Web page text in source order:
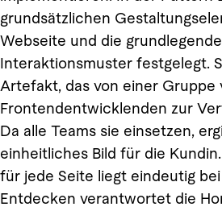
grundsätzlichen
Webseite und die
Interaktionsmuster festgelegt.
Artefakt, das von einer Gruppe
Frontendentwicklenden zur
Da alle Teams sie einsetzen,
einheitliches Bild für die
für jede Seite liegt eindeutig
Entdecken verantwortet die